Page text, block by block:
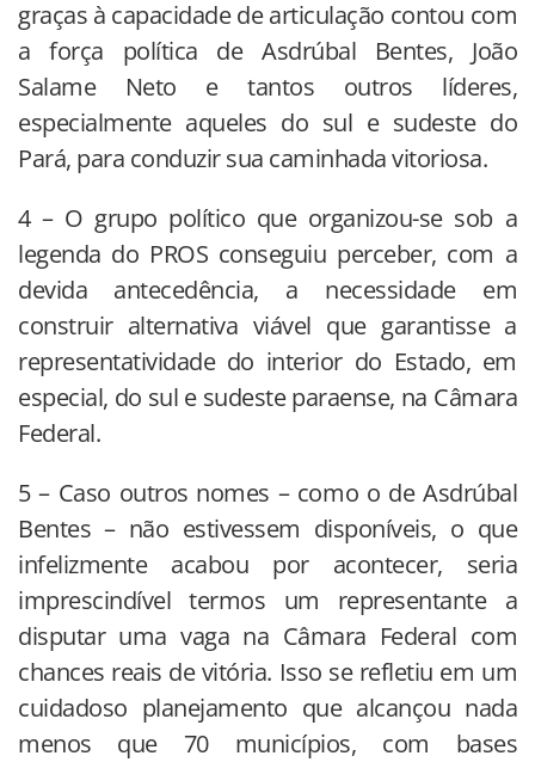
graças à capacidade de articulação contou com
a força política de Asdrúbal Bentes, João
Salame Neto e tantos outros líderes,
especialmente aqueles do sul e sudeste do
Pará, para conduzir sua caminhada vitoriosa.
4 – O grupo político que organizou-se sob a
legenda do PROS conseguiu perceber, com a
devida antecedência, a necessidade em
construir alternativa viável que garantisse a
representatividade do interior do Estado, em
especial, do sul e sudeste paraense, na Câmara
Federal.
5 – Caso outros nomes – como o de Asdrúbal
Bentes – não estivessem disponíveis, o que
infelizmente acabou por acontecer, seria
imprescindível termos um representante a
disputar uma vaga na Câmara Federal com
chances reais de vitória. Isso se refletiu em um
cuidadoso planejamento que alcançou nada
menos que 70 municípios, com bases